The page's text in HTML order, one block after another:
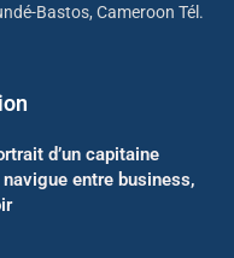
Bastos, Cameroon Tél.
d’un capitaine
navigue entre business,